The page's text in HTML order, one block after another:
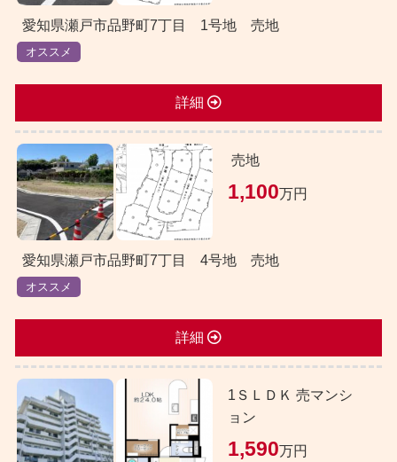
愛知県瀬戸市品野町7丁目 1号地 売地
オススメ
詳細
売地
1,100万円
愛知県瀬戸市品野町7丁目 4号地 売地
オススメ
詳細
1ＳＬＤＫ 売マンシ
ョン
1,590万円